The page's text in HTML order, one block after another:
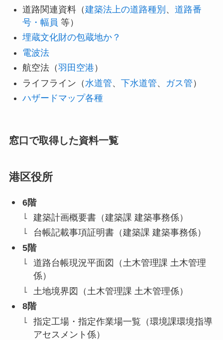
道路関連資料（建築法上の道路種別 、 道路番
号・幅員 等）
埋蔵文化財の包蔵地か？
電波法
航空法（羽田空港 ）
ライフライン（ 水道管、 下水道管、 ガス管 ）
ハザードマップ各種
窓口で取得した資料一覧
港区役所
6階
建築計画概要書（建築課 建築事務係）
台帳記載事項証明書（建築課 建築事務係）
5階
道路台帳現況平面図（土木管理課 土木管理
係）
土地境界図（土木管理課 土木管理係）
8階
指定工場・指定作業場一覧（環境課環境指導
アセスメント係）